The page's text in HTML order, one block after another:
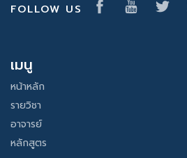
FOLLOW US
เมนู
หน้าหลัก
รายวิชา
อาจารย์
หลักสูตร